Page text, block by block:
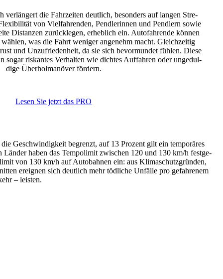
verlän­gert die Fahr­zeiten deut­lich, beson­ders auf langen Stre­
von Viel­fah­renden, Pend­le­rinnen und Pend­lern sowie
Distanzen zurück­legen, erheb­lich ein. Auto­fah­rende können
was die Fahrt weniger ange­nehm macht. Gleich­zeitig
und Unzu­frie­den­heit, da sie sich bevor­mundet fühlen. Diese
sogar riskantes Verhalten wie dichtes Auffahren oder unge­dul­
dige Über­hol­ma­növer fördern.
Lesen Sie jetzt das PRO
Geschwin­dig­keit begrenzt, auf 13 Prozent gilt ein tempo­räres
haben das Tempo­limit zwischen 120 und 130 km/h fest­ge­
von 130 km/h auf Auto­bahnen ein: aus Klima­schutz­gründen,
ereignen sich deut­lich mehr tödliche Unfälle pro gefah­renem
– leisten.